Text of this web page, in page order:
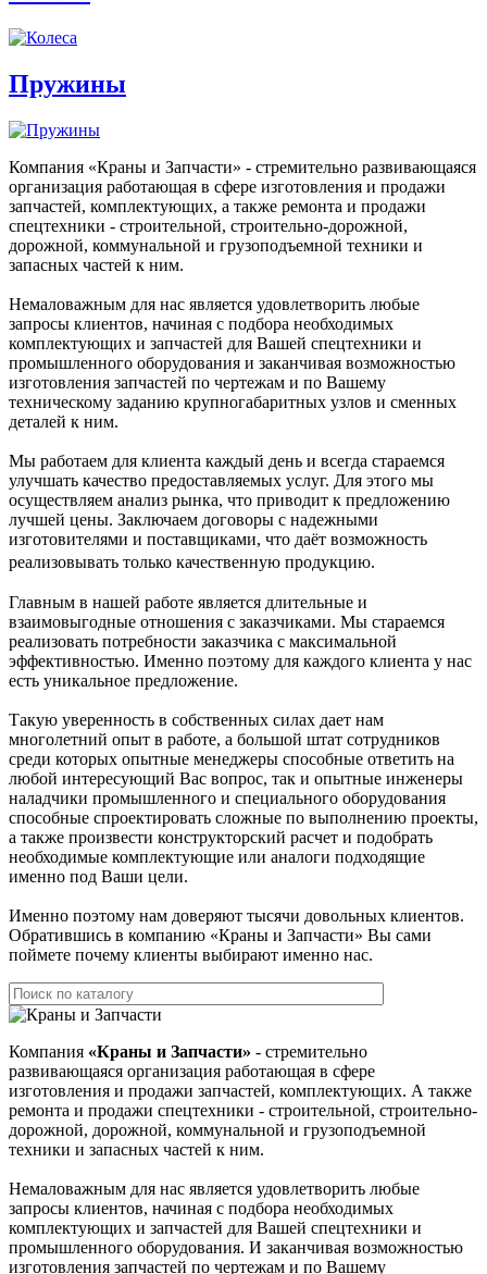
Пружины
Компания «Краны и Запчасти» - стремительно развивающаяся
организация работающая в сфере изготовления и продажи
запчастей, комплектующих, а также ремонта и продажи
спецтехники - строительной, строительно-дорожной,
дорожной, коммунальной и грузоподъемной техники и
запасных частей к ним.
Немаловажным для нас является удовлетворить любые
запросы клиентов, начиная с подбора необходимых
комплектующих и запчастей для Вашей спецтехники и
промышленного оборудования и заканчивая возможностью
изготовления запчастей по чертежам и по Вашему
техническому заданию крупногабаритных узлов и сменных
деталей к ним.
Мы работаем для клиента каждый день и всегда стараемся
улучшать качество предоставляемых услуг. Для этого мы
осуществляем анализ рынка, что приводит к предложению
лучшей цены. Заключаем договоры с надежными
изготовителями и поставщиками, что даёт возможность
реализовывать только качественную продукцию.
Главным в нашей работе является длительные и
взаимовыгодные отношения с заказчиками. Мы стараемся
реализовать потребности заказчика с максимальной
эффективностью. Именно поэтому для каждого клиента у нас
есть уникальное предложение.
Такую уверенность в собственных силах дает нам
многолетний опыт в работе, а большой штат сотрудников
среди которых опытные менеджеры способные ответить на
любой интересующий Вас вопрос, так и опытные инженеры
наладчики промышленного и специального оборудования
способные спроектировать сложные по выполнению проекты,
а также произвести конструкторский расчет и подобрать
необходимые комплектующие или аналоги подходящие
именно под Ваши цели.
Именно поэтому нам доверяют тысячи довольных клиентов.
Обратившись в компанию «Краны и Запчасти» Вы сами
поймете почему клиенты выбирают именно нас.
Компания «Краны и Запчасти» - стремительно
развивающаяся организация работающая в сфере
изготовления и продажи запчастей, комплектующих. А также
ремонта и продажи спецтехники - строительной, строительно-
дорожной, дорожной, коммунальной и грузоподъемной
техники и запасных частей к ним.
Немаловажным для нас является удовлетворить любые
запросы клиентов, начиная с подбора необходимых
комплектующих и запчастей для Вашей спецтехники и
промышленного оборудования. И заканчивая возможностью
изготовления запчастей по чертежам и по Вашему